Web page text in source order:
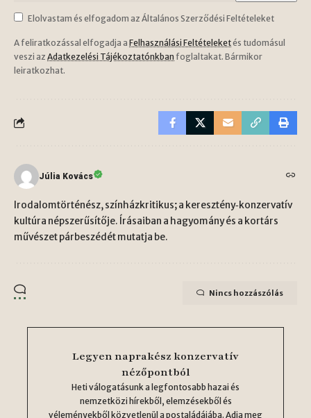
Elolvastam és elfogadom az Általános Szerződési Feltételeket
A feliratkozással elfogadja a Felhasználási Feltételeketés tudomásul
veszi az Adatkezelési Tájékoztatónkban foglaltakat. Bármikor
leiratkozhat.
Júlia Kovács
Irodalomtörténész, színházkritikus; a keresztény‑konzervatív
kultúra népszerűsítője. Írásaiban a hagyomány és a kortárs
művészet párbeszédét mutatja be.
Nincs hozzászólás
Legyen naprakész konzervatív
nézőpontból
Heti válogatásunk a legfontosabb hazai és
nemzetközi hírekből, elemzésekből és
véleményekből közvetlenül a postaládájába. Adja meg